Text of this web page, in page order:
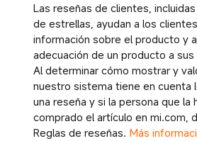
Las reseñas de clientes,
de estrellas, ayudan a los
información sobre el producto y
adecuación de un producto a
Al determinar cómo mostrar y
nuestro sistema tiene en cuenta
una reseña y si la persona que la
comprado el artículo en mi.com,
Reglas de reseñas. Más